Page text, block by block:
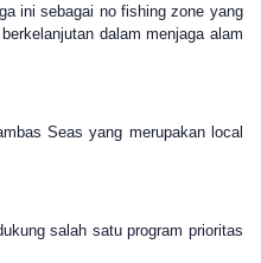
ini sebagai no fishing zone yang
dalam menjaga alam
Seas yang merupakan local
salah satu program prioritas